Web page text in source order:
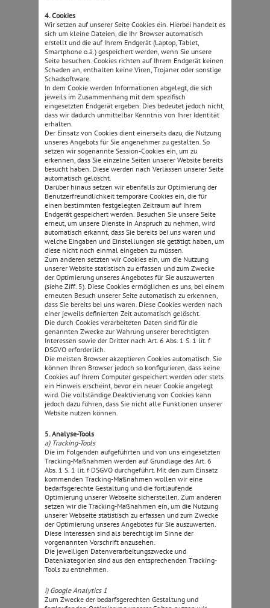
4. Cookies
Wir setzen auf unserer Seite Cookies ein. Hierbei handelt es
sich um kleine Dateien, die Ihr Browser automatisch
erstellt und die auf Ihrem Endgerät (Laptop, Tablet,
Smartphone o.ä.) gespeichert werden, wenn Sie unsere
Seite besuchen. Cookies richten auf Ihrem Endgerät keinen
Schaden an, enthalten keine Viren, Trojaner oder sonstige
Schadsoftware.
In dem Cookie werden Informationen abgelegt, die sich
jeweils im Zusammenhang mit dem spezifisch
eingesetzten Endgerät ergeben. Dies bedeutet jedoch nicht,
dass wir dadurch unmittelbar Kenntnis von Ihrer Identität
erhalten.
Der Einsatz von Cookies dient einerseits dazu, die Nutzung
unseres Angebots für Sie angenehmer zu gestalten. So
setzen wir sogenannte Session-Cookies ein, um zu
erkennen, dass Sie einzelne Seiten unserer Website bereits
besucht haben. Diese werden nach Verlassen unserer Seite
automatisch gelöscht.
Darüber hinaus setzen wir ebenfalls zur Optimierung der
Benutzerfreundlichkeit temporäre Cookies ein, die für
einen bestimmten festgelegten Zeitraum auf Ihrem
Endgerät gespeichert werden. Besuchen Sie unsere Seite
erneut, um unsere Dienste in Anspruch zu nehmen, wird
automatisch erkannt, dass Sie bereits bei uns waren und
welche Eingaben und Einstellungen sie getätigt haben, um
diese nicht noch einmal eingeben zu müssen.
Zum anderen setzten wir Cookies ein, um die Nutzung
unserer Website statistisch zu erfassen und zum Zwecke
der Optimierung unseres Angebotes für Sie auszuwerten
(siehe Ziff. 5). Diese Cookies ermöglichen es uns, bei einem
erneuten Besuch unserer Seite automatisch zu erkennen,
dass Sie bereits bei uns waren. Diese Cookies werden nach
einer jeweils definierten Zeit automatisch gelöscht.
Die durch Cookies verarbeiteten Daten sind für die
genannten Zwecke zur Wahrung unserer berechtigten
Interessen sowie der Dritter nach Art. 6 Abs. 1 S. 1 lit. f
DSGVO erforderlich.
Die meisten Browser akzeptieren Cookies automatisch. Sie
können Ihren Browser jedoch so konfigurieren, dass keine
Cookies auf Ihrem Computer gespeichert werden oder stets
ein Hinweis erscheint, bevor ein neuer Cookie angelegt
wird. Die vollständige Deaktivierung von Cookies kann
jedoch dazu führen, dass Sie nicht alle Funktionen unserer
Website nutzen können.
5. Analyse-Tools
a) Tracking-Tools
Die im Folgenden aufgeführten und von uns eingesetzten
Tracking-Maßnahmen werden auf Grundlage des Art. 6
Abs. 1 S. 1 lit. f DSGVO durchgeführt. Mit den zum Einsatz
kommenden Tracking-Maßnahmen wollen wir eine
bedarfsgerechte Gestaltung und die fortlaufende
Optimierung unserer Webseite sicherstellen. Zum anderen
setzen wir die Tracking-Maßnahmen ein, um die Nutzung
unserer Webseite statistisch zu erfassen und zum Zwecke
der Optimierung unseres Angebotes für Sie auszuwerten.
Diese Interessen sind als berechtigt im Sinne der
vorgenannten Vorschrift anzusehen.
Die jeweiligen Datenverarbeitungszwecke und
Datenkategorien sind aus den entsprechenden Tracking-
Tools zu entnehmen.
i) Google Analytics 1
Zum Zwecke der bedarfsgerechten Gestaltung und